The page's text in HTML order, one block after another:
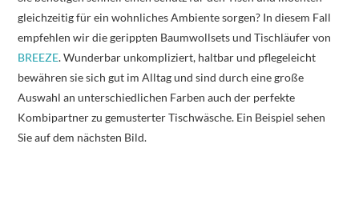
gleichzeitig für ein wohnliches Ambiente sorgen? In diesem Fall
empfehlen wir die gerippten Baumwollsets und Tischläufer von
BREEZE. Wunderbar unkompliziert, haltbar und pflegeleicht
bewähren sie sich gut im Alltag und sind durch eine große
Auswahl an unterschiedlichen Farben auch der perfekte
Kombipartner zu gemusterter Tischwäsche. Ein Beispiel sehen
Sie auf dem nächsten Bild.